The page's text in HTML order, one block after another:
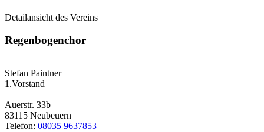
Detailansicht des Vereins
Regenbogenchor
Stefan Paintner
1.Vorstand
Auerstr. 33b
83115 Neubeuern
Telefon: 08035 9637853